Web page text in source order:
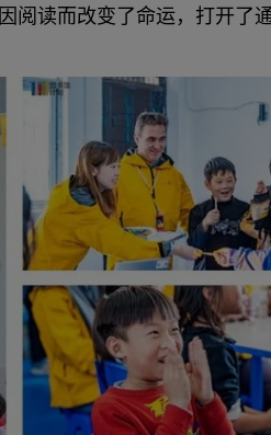
阅读而改变了命运，打开了